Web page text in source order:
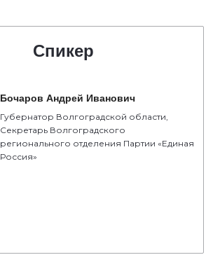
Спикер
Бочаров Андрей Иванович
Губернатор Волгоградской области,
Секретарь Волгоградского
регионального отделения Партии «Единая
Россия»